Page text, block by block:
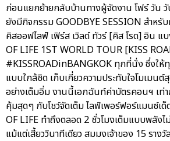
ก่อนแยกย้ายกลับบ้านทางผู้จัดงาน โฟร์ วัน
ยังมีกิจกรรม GOODBYE SESSION สำหรั
คิสออฟไลฟ์ เฟิร์ส เวิลด์ ทัวร์ [คิส โรด] อิน แ
OF LIFE 1ST WORLD TOUR [KISS
#KISSROADinBANGKOK ทุกที่นั่ง ซึ่งให้
แบบใกล้ชิด เก็บเกี่ยวความประทับใจโมเมน
อย่างเต็มอิ่ม งานนี้เอกฉันท์ค่าบัตรคอนฯ เ
คุ้มสุดๆ กับโชว์จัดเต็ม ไลฟ์เพอร์ฟอร์แมนซ์เด็
OF LIFE ทำถึงตลอด 2 ชั่วโมงเต็มแบบพลังไ
แม้แต่เสี้ยววินาทีเดียว สมมงเจ้าของ 15 ราง